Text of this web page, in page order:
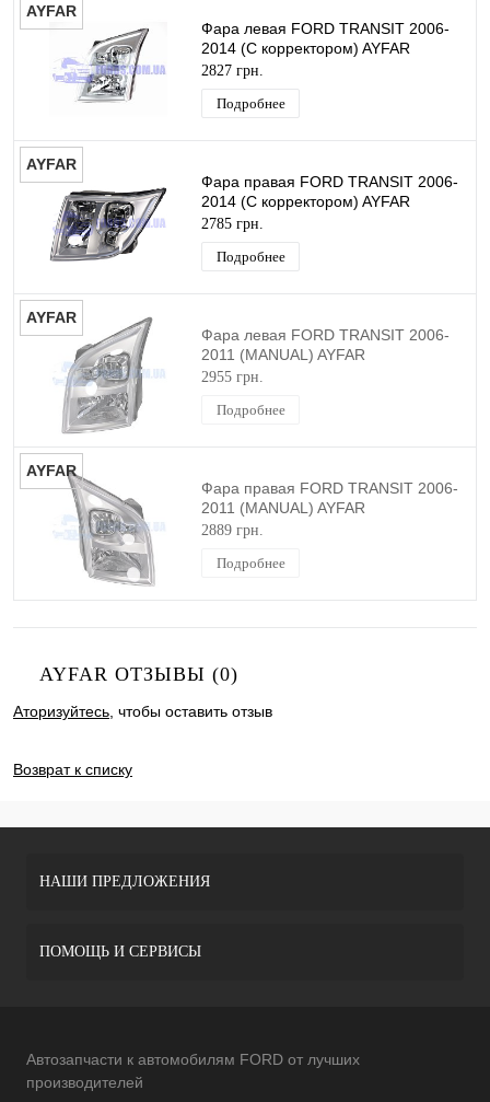
AYFAR
Фара левая FORD TRANSIT 2006-
2014 (С корректором) AYFAR
2827 грн.
Подробнее
AYFAR
Фара правая FORD TRANSIT 2006-
2014 (С корректором) AYFAR
2785 грн.
Подробнее
AYFAR
Фара левая FORD TRANSIT 2006-
2011 (MANUAL) AYFAR
2955 грн.
Подробнее
AYFAR
Фара правая FORD TRANSIT 2006-
2011 (MANUAL) AYFAR
2889 грн.
Подробнее
AYFAR ОТЗЫВЫ (0)
Аторизуйтесь , чтобы оставить отзыв
Возврат к списку
НАШИ ПРЕДЛОЖЕНИЯ
ПОМОЩЬ И СЕРВИСЫ
Автозапчасти к автомобилям FORD от лучших
производителей